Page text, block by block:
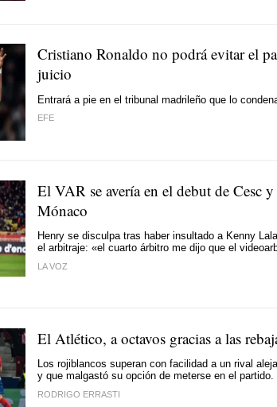
Cristiano Ronaldo no podrá evitar el
juicio
Entrará a pie en el tribunal madrileño que lo
EFE
El VAR se avería en el debut de Cesc y
Mónaco
Henry se disculpa tras haber insultado a Kenny
el arbitraje: «el cuarto árbitro me dijo que el
LA VOZ
El Atlético, a octavos gracias a las
Los rojiblancos superan con facilidad a un rival
y que malgastó su opción de meterse en el partido.
RODRIGO ERRASTI